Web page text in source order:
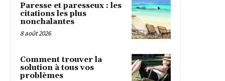
Paresse et paresseux : les
citations les plus
nonchalantes
8 août 2026
Comment trouver la
solution à tous vos
problèmes